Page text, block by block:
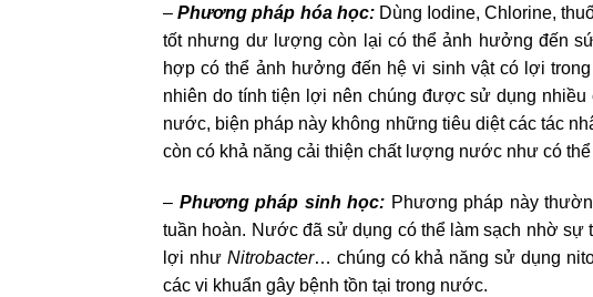
–Phương pháp hóa học:Dùng Iodine, Chlorine,
tốt nhưng dư lượng còn lại có thể ảnh hưởng đến
hợp có thể ảnh hưởng đến hệ vi sinh vật có lợi
nhiên do tính tiện lợi nên chúng được sử dụng
nước, biện pháp này không những tiêu diệt các tác
còn có khả năng cải thiện chất lượng nước như có
– Phương pháp sinh học: Phương pháp này
tuần hoàn. Nước đã sử dụng có thể làm sạch nhờ sự
lợi như Nitrobacter… chúng có khả năng sử dụng
các vi khuẩn gây bệnh tồn tại trong nước.